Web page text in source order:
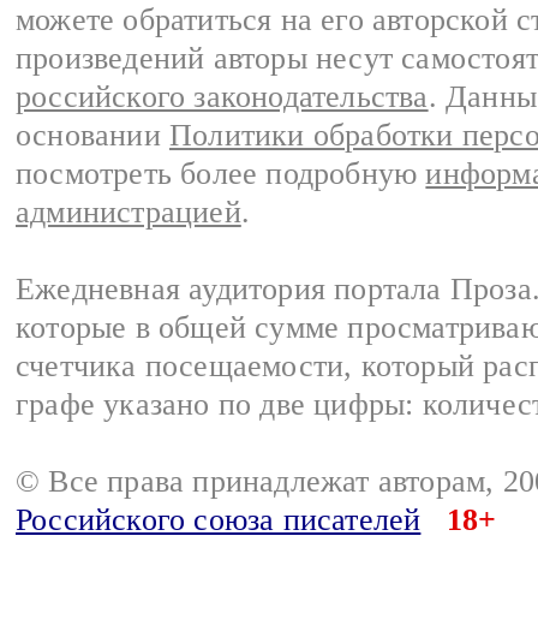
можете обратиться на его авторской
произведений авторы несут
российского законодательства.
основании Политики обработки
посмотреть более подробную
администрацией.
Ежедневная аудитория портала
которые в общей сумме
счетчика посещаемости, который
графе указано по две цифры:
© Все права принадлежат авторам,
Российского союза писателей
18+